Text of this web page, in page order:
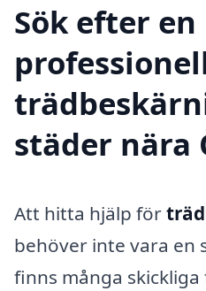
Sök efter en
städer nära
Att hitta hjälp för
behöver inte vara en
finns många